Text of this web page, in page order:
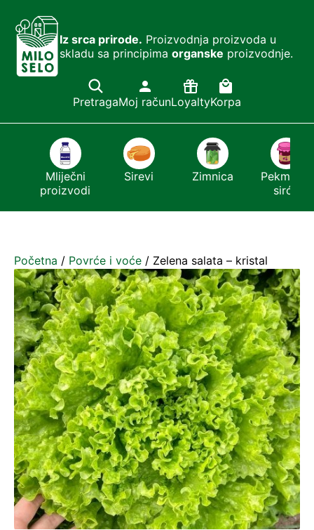
Iz srca prirode. Proizvodnja proizvoda u
skladu sa principima organske proizvodnje.
PretragaMoj računLoyaltyKorpa
Mliječni
proizvodi
Sirevi Zimnica
Pekmezi i
sirće
Početna / Povrće i voće / Zelena salata – kristal